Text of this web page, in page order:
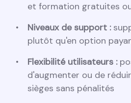
et formation gratuites
Niveaux de support :
plutôt qu'en option
Flexibilité utilisateurs :
d'augmenter ou de
sièges sans pénalités